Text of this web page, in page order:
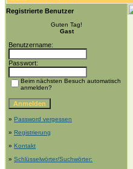
Registrierte Benutzer
Guten Tag!
Gast
Benutzername:
Passwort:
Beim nächsten Besuch automatisch
anmelden?
» Password vergessen
» Registrierung
» Kontakt
» Schlüsselwörter/Suchwörter: